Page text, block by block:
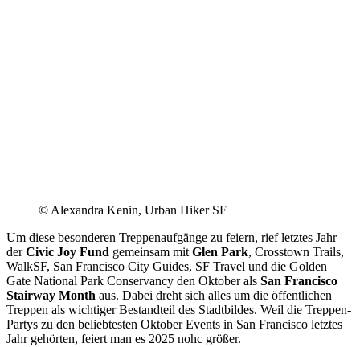
© Alexandra Kenin, Urban Hiker SF
Um diese besonderen Treppenaufgänge zu feiern, rief letztes Jahr
derCivic Joy Fund gemeinsam mit Glen Park, Crosstown Trails,
WalkSF, San Francisco City Guides, SF Travel und die Golden
Gate National Park Conservancy den Oktober als San Francisco
Stairway Month aus. Dabei dreht sich alles um die öffentlichen
Treppen als wichtiger Bestandteil des Stadtbildes. Weil die Treppen-
Partys zu den beliebtesten Oktober Events in San Francisco letztes
Jahr gehörten, feiert man es 2025 nohc größer.